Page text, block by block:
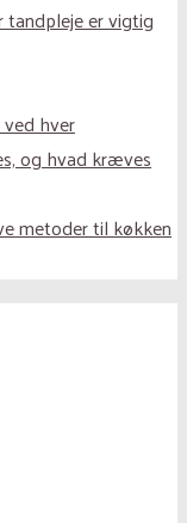
er vigtig
hver
og hvad kræves
metoder til køkken